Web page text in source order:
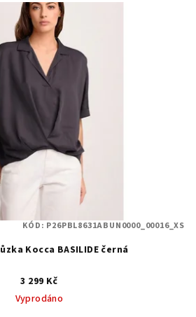
Kocca BASILIDE černá
3 299 Kč
Vyprodáno
KÓD: P26PBL8631ABUN0000_00016_XS